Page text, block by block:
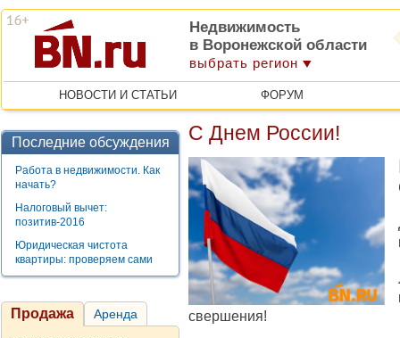
Недвижимость
в Воронежской области
выбрать регион
НОВОСТИ И СТАТЬИ ФОРУМ
Последние обсуждения
Работа в недвижимости. Как
начать?
Налоговый вычет:
позитив-2016
Юридическая чистота
квартиры: проверяем сами
Продажа Аренда
С Днем России!
свершения!